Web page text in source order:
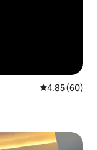
レビュー60
4.85 (60)